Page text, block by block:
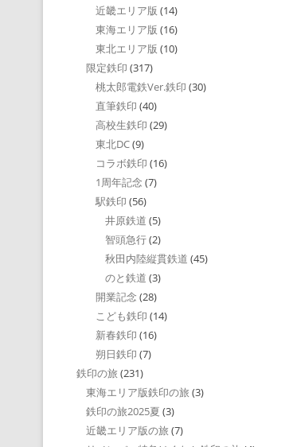
近畿エリア版 (14)
東海エリア版 (16)
東北エリア版 (10)
限定鉄印 (317)
桃太郎電鉄Ver.鉄印 (30)
直筆鉄印 (40)
高校生鉄印 (29)
東北DC(9)
コラボ鉄印 (16)
1周年記念 (7)
駅鉄印 (56)
井原鉄道 (5)
智頭急行(2)
秋田内陸縦貫鉄道 (45)
のと鉄道 (3)
開業記念 (28)
こども鉄印 (14)
新春鉄印 (16)
朔日鉄印 (7)
鉄印の旅 (231)
東海エリア版鉄印の旅 (3)
鉄印の旅2025夏 (3)
近畿エリア版の旅 (7)